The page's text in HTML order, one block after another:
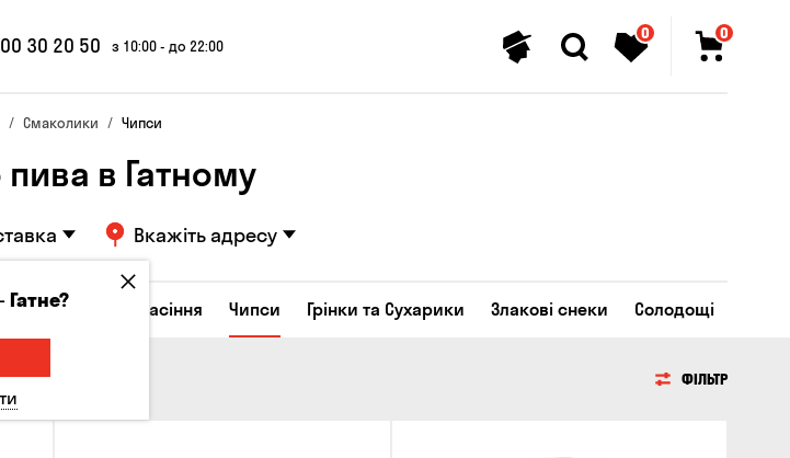
30 20 50 з 10:00 - до 22:00
0 0
Смаколики Чипси
в Гатному
Вкажіть адресу
Кукурудза Насіння Чипси Грінки та Сухарики Злакові снеки Солодощі
ФІЛЬТР
Гатне?